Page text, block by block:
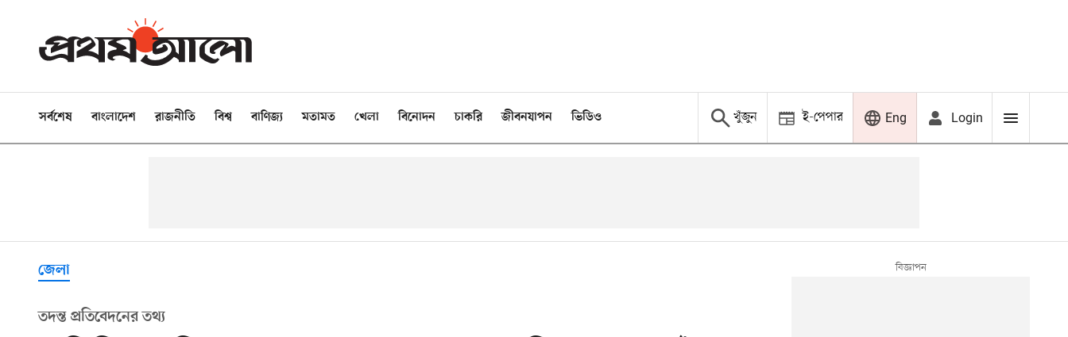
সর্বশেষ বাংলাদেশ রাজনীতি বিশ্ব বাণিজ্য মতামত খেলা বিনোদন চাকরি জীবনযাপন ভিডিও খুঁজুন ই-পেপার Eng Login
জেলা
তদন্ত প্রতিবেদনের তথ্য